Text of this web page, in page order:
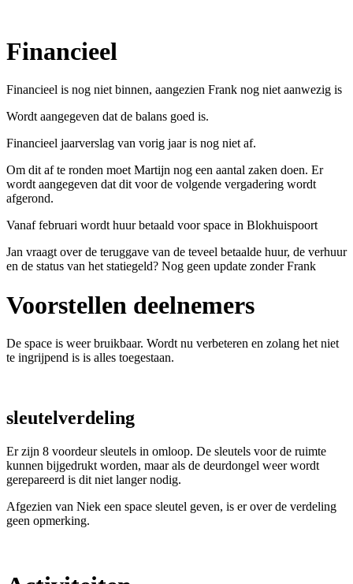
Financieel
Financieel is nog niet binnen, aangezien Frank nog niet aanwezig is
Wordt aangegeven dat de balans goed is.
Financieel jaarverslag van vorig jaar is nog niet af.
Om dit af te ronden moet Martijn nog een aantal zaken doen. Er
wordt aangegeven dat dit voor de volgende vergadering wordt
afgerond.
Vanaf februari wordt huur betaald voor space in Blokhuispoort
Jan vraagt over de teruggave van de teveel betaalde huur, de verhuur
en de status van het statiegeld? Nog geen update zonder Frank
Voorstellen deelnemers
De space is weer bruikbaar. Wordt nu verbeteren en zolang het niet
te ingrijpend is is alles toegestaan.
sleutelverdeling
Er zijn 8 voordeur sleutels in omloop. De sleutels voor de ruimte
kunnen bijgedrukt worden, maar als de deurdongel weer wordt
gerepareerd is dit niet langer nodig.
Afgezien van Niek een space sleutel geven, is er over de verdeling
geen opmerking.